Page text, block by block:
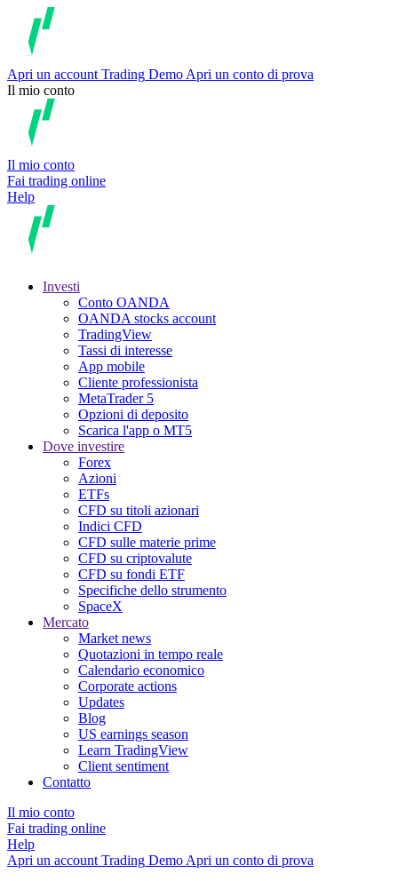
Apri un account Trading Demo Apri un conto di prova
Il mio conto
Il mio conto
Fai trading online
Help
Investi
Conto OANDA
OANDA stocks account
TradingView
Tassi di interesse
App mobile
Cliente professionista
MetaTrader 5
Opzioni di deposito
Scarica l'app o MT5
Dove investire
Forex
Azioni
ETFs
CFD su titoli azionari
Indici CFD
CFD sulle materie prime
CFD su criptovalute
CFD su fondi ETF
Specifiche dello strumento
SpaceX
Mercato
Market news
Quotazioni in tempo reale
Calendario economico
Corporate actions
Updates
Blog
US earnings season
Learn TradingView
Client sentiment
Contatto
Il mio conto
Fai trading online
Help
Apri un account Trading Demo Apri un conto di prova